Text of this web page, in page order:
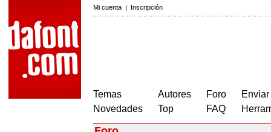
Mi cuenta | Inscripción
Temas
Novedades
Autores
Top
Foro
FAQ